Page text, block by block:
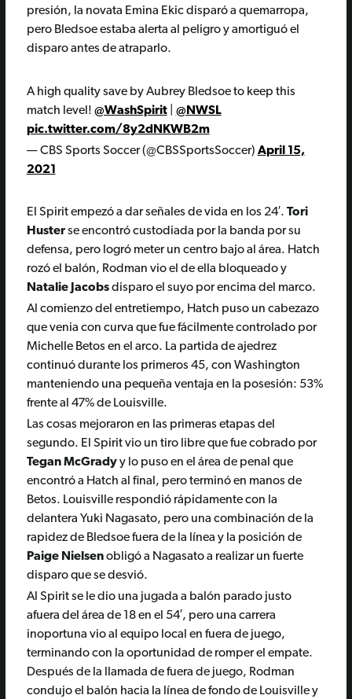
presión, la novata Emina Ekic disparó a quemarropa,
pero Bledsoe estaba alerta al peligro y amortiguó el
disparo antes de atraparlo.
A high quality save by Aubrey Bledsoe to keep this
match level! @WashSpirit| @NWSL
pic.twitter.com/8y2dNKWB2m
— CBS Sports Soccer (@CBSSportsSoccer) April 15,
2021
El Spirit empezó a dar señales de vida en los 24′. Tori
Husterse encontró custodiada por la banda por su
defensa, pero logró meter un centro bajo al área. Hatch
rozó el balón, Rodman vio el de ella bloqueado y
Natalie Jacobsdisparo el suyo por encima del marco.
Al comienzo del entretiempo, Hatch puso un cabezazo
que venia con curva que fue fácilmente controlado por
Michelle Betos en el arco. La partida de ajedrez
continuó durante los primeros 45, con Washington
manteniendo una pequeña ventaja en la posesión: 53%
frente al 47% de Louisville.
Las cosas mejoraron en las primeras etapas del
segundo. El Spirit vio un tiro libre que fue cobrado por
Tegan McGradyy lo puso en el área de penal que
encontró a Hatch al final, pero terminó en manos de
Betos. Louisville respondió rápidamente con la
delantera Yuki Nagasato, pero una combinación de la
rapidez de Bledsoe fuera de la línea y la posición de
Paige Nielsenobligó a Nagasato a realizar un fuerte
disparo que se desvió.
Al Spirit se le dio una jugada a balón parado justo
afuera del área de 18 en el 54′, pero una carrera
inoportuna vio al equipo local en fuera de juego,
terminando con la oportunidad de romper el empate.
Después de la llamada de fuera de juego, Rodman
condujo el balón hacia la línea de fondo de Louisville y